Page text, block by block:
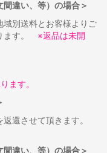
違い、等）の場合＞
別送料とお客様よりご
ます。 ※返品は未開
ます。
還させて頂きます。
違い、等）の場合＞